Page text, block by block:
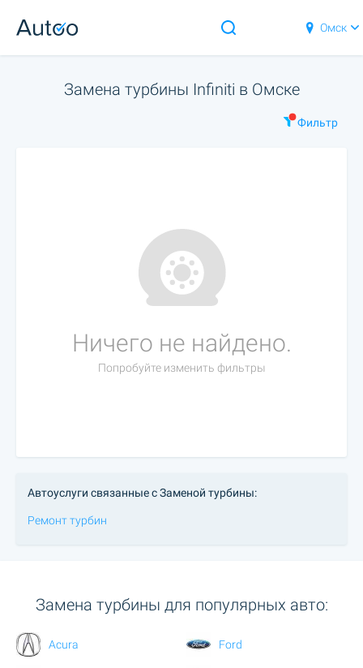
Омск
Замена турбины Infiniti в Омске
Фильтр
Ничего не найдено.
Попробуйте изменить фильтры
Автоуслуги связанные с Заменой турбины:
Ремонт турбин
Замена турбины для популярных авто:
Acura Ford